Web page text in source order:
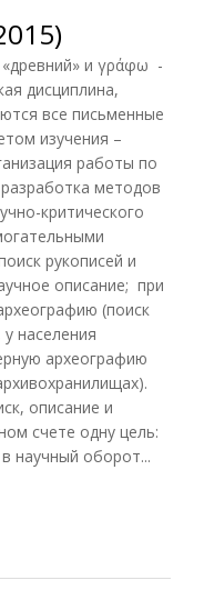
«древний» и γράφω -
дисциплина,
все письменные
изучения –
работы по
методов
критического
рукописей и
описание; при
(поиск
населения
археографию
описание и
счете одну цель:
научный оборот...